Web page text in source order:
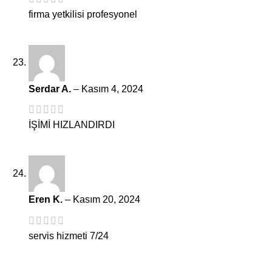
firma yetkilisi profesyonel
Serdar A. – Kasım 4, 2024
İŞİMİ HIZLANDIRDI
Eren K. – Kasım 20, 2024
servis hizmeti 7/24